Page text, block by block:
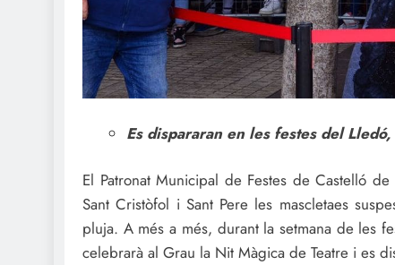
Es dispararan en les festes del
El Patronat Municipal de Festes de Castelló
Sant Cristòfol i Sant Pere les mascletaes
pluja. A més a més, durant la setmana de les
celebrarà al Grau la Nit Màgica de Teatre i es